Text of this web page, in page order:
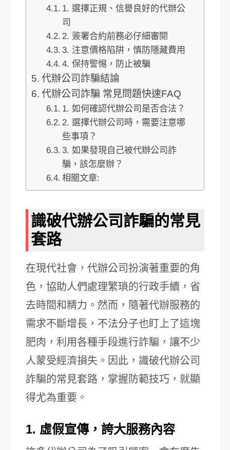
1. 選擇正規、信譽良好的代辦公
司
2. 簽署合約前務必仔細審閱
3. 注意價格陷阱，慎防隱藏費用
4. 保持警惕，防止被騙
代辦公司詐騙結論
代辦公司詐騙 常見問題快速FAQ
1. 如何確認代辦公司是否合法？
2. 選擇代辦公司時，需要注意哪
些事項？
3. 如果發現自己被代辦公司詐
騙，該怎麼辦？
相關文章:
識破代辦公司詐騙的常見
套路
在現代社會，代辦公司扮演著重要的角
色，協助人們處理繁瑣的行政手續，省
去時間和精力。然而，隨著代辦服務的
需求不斷增長，不法分子也盯上了這塊
肥肉，利用各種手段進行詐騙，讓不少
人蒙受經濟損失。因此，識破代辦公司
詐騙的常見套路，掌握防範技巧，就顯
得尤為重要。
1. 虛假宣傳，誇大服務內容